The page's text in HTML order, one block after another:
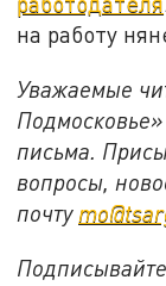
на работу
Уважаемые
письма.
вопросы,
почту